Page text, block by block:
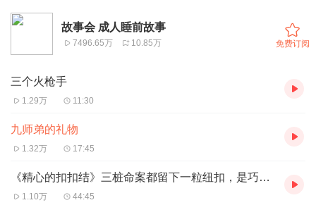
故事会 成人睡前故事
7496.65万 10.85万 免费订阅
三个火枪手
1.29万 11:30
九师弟的礼物
1.32万 17:45
《精心的扣扣结》三桩命案都留下一粒纽扣，是巧合还是阴谋（XIMI粉丝团畅听）
1.10万 44:45